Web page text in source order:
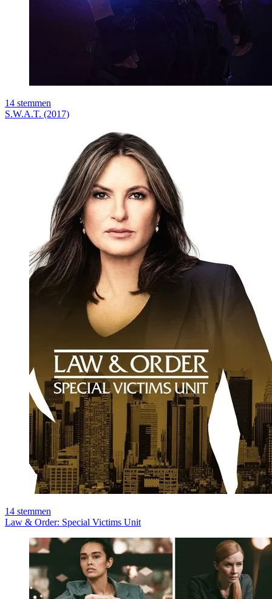
14 stemmen
S.W.A.T. (2017)
14 stemmen
Law & Order: Special Victims Unit